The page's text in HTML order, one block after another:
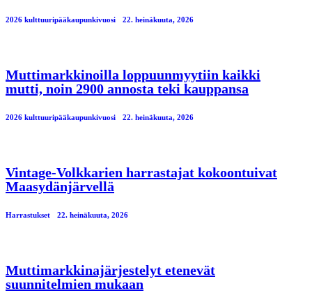
2026 kulttuuripääkaupunkivuosi 22. heinäkuuta, 2026
Muttimarkkinoilla loppuunmyytiin kaikki
mutti, noin 2900 annosta teki kauppansa
2026 kulttuuripääkaupunkivuosi 22. heinäkuuta, 2026
Vintage-Volkkarien harrastajat kokoontuivat
Maasydänjärvellä
Harrastukset 22. heinäkuuta, 2026
Muttimarkkinajärjestelyt etenevät
suunnitelmien mukaan